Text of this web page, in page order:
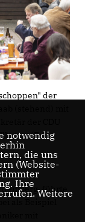
der
der CDU
(Foto:
führte
als Beispiel
mit
notwendig
die uns
(Website-
Ihre
Weitere